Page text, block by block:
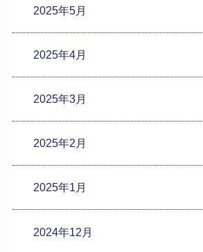
2025年5月
2025年4月
2025年3月
2025年2月
2025年1月
2024年12月